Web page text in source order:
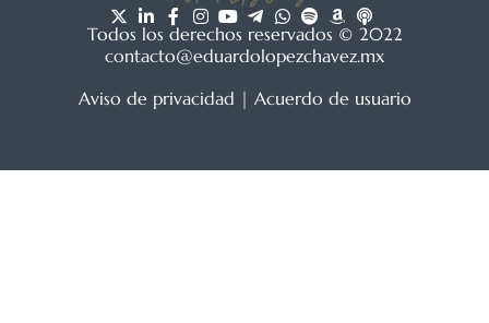
Todos los derechos reservados © 2022
contacto@eduardolopezchavez.mx
Aviso de privacidad | Acuerdo de usuario